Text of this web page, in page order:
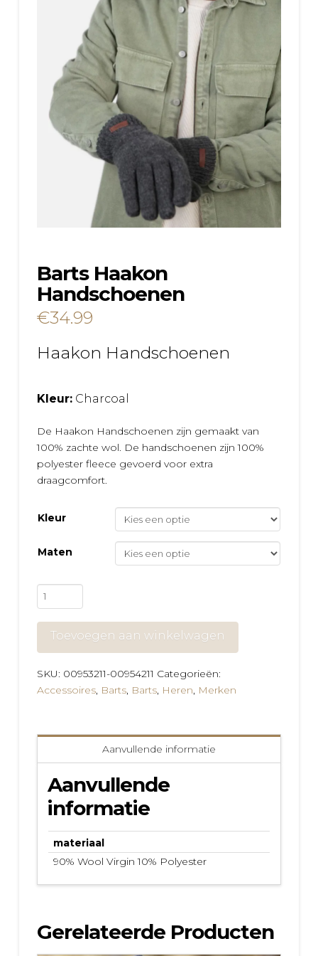
Barts Haakon
Handschoenen
€34.99
Haakon Handschoenen
Kleur:Charcoal
De Haakon Handschoenen zijn gemaakt van
100% zachte wol. De handschoenen zijn 100%
polyester fleece gevoerd voor extra
draagcomfort.
Kleur
Maten
Barts
Haakon
Handschoenen
aantal
Toevoegen aan winkelwagen
SKU: 00953211-00954211 Categorieën:
Accessoires, Barts, Barts, Heren, Merken
Aanvullende informatie
Aanvullende
informatie
materiaal
90% Wool Virgin 10% Polyester
Gerelateerde Producten